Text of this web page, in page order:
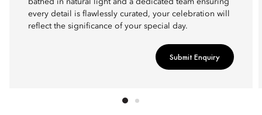
bathed in natural light and a dedicated team ensuring
every detail is flawlessly curated, your celebration will
reflect the significance of your special day.
Submit Enquiry